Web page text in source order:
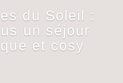
du Soleil :
un séjour
et cosy